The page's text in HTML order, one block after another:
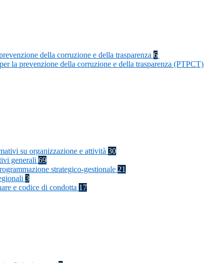
della corruzione e della trasparenza 6
la prevenzione della corruzione e della trasparenza (PTPCT)
su organizzazione e attività 30
generali 69
strategico-gestionale 21
3
e codice di condotta 17